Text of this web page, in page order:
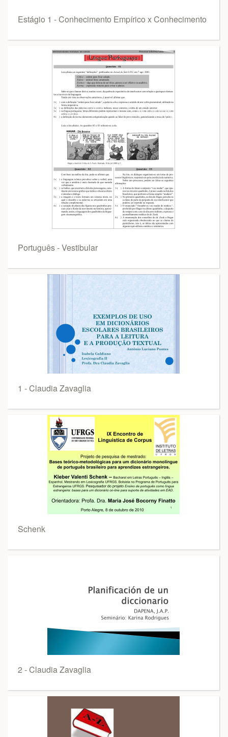
Estágio 1 - Conhecimento Empírico x Conhecimento
Português - Vestibular
1 - Claudia Zavaglia
Schenk
2 - Claudia Zavaglia